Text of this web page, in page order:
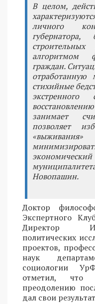
В целом,
личного
губернатора,
алгоритмом
граждан.
отработанную
стихийные
занимает
позволяет
Новопашин.
Доктор
Экспертного
Директор
политических
проектов,
наук
социологии
отметил, что
преодолению
дал свои